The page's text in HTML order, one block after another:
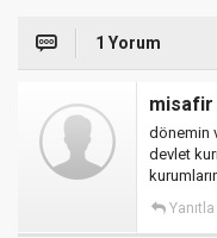
1 Yorum
misafir
dönemin
devlet
Yanıtla